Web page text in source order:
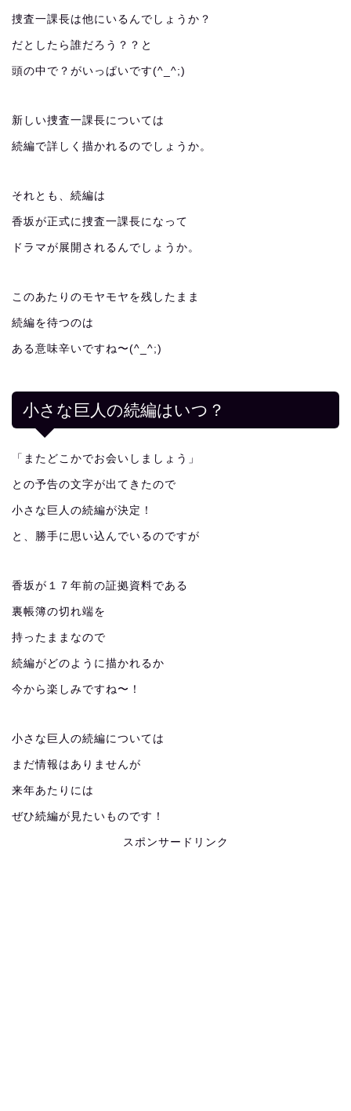
捜査一課長は他にいるんでしょうか？
だとしたら誰だろう？？と
頭の中で？がいっぱいです(^_^;)
新しい捜査一課長については
続編で詳しく描かれるのでしょうか。
それとも、続編は
香坂が正式に捜査一課長になって
ドラマが展開されるんでしょうか。
このあたりのモヤモヤを残したまま
続編を待つのは
ある意味辛いですね〜(^_^;)
小さな巨人の続編はいつ？
「またどこかでお会いしましょう」
との予告の文字が出てきたので
小さな巨人の続編が決定！
と、勝手に思い込んでいるのですが
香坂が１７年前の証拠資料である
裏帳簿の切れ端を
持ったままなので
続編がどのように描かれるか
今から楽しみですね〜！
小さな巨人の続編については
まだ情報はありませんが
来年あたりには
ぜひ続編が見たいものです！
スポンサードリンク